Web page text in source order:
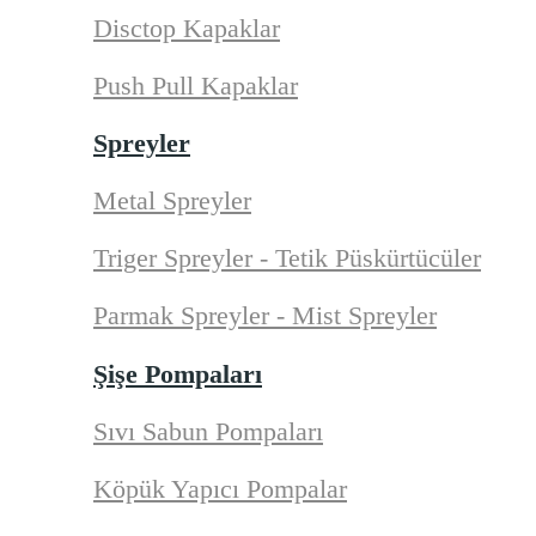
Disctop Kapaklar
Push Pull Kapaklar
Spreyler
Metal Spreyler
Triger Spreyler - Tetik Püskürtücüler
Parmak Spreyler - Mist Spreyler
Şişe Pompaları
Sıvı Sabun Pompaları
Köpük Yapıcı Pompalar